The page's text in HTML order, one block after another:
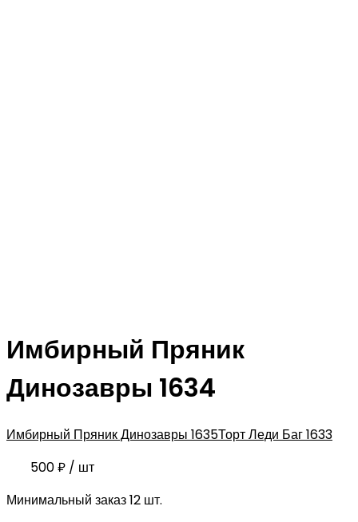
Имбирный Пряник
Динозавры 1634
Имбирный Пряник Динозавры 1635Торт Леди Баг 1633
500₽ / шт
Минимальный заказ 12 шт.